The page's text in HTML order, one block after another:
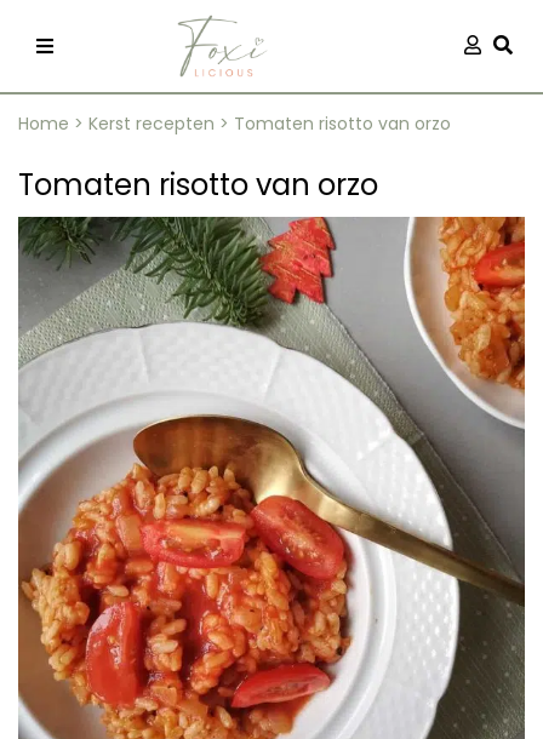
kleding
Home > Kerst recepten > Tomaten risotto van orzo
Tomaten risotto van orzo